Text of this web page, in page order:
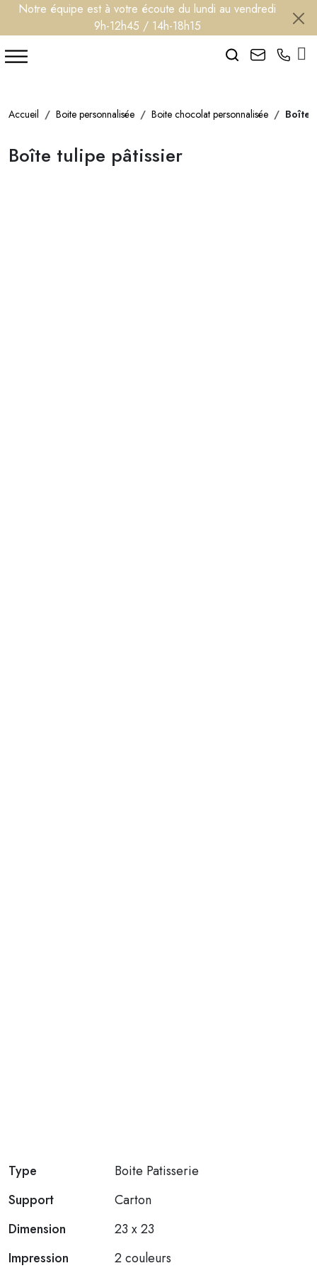
Notre équipe est à votre écoute du lundi au vendredi
9h-12h45 / 14h-18h15
Search
Accueil Boite personnalisée Boite chocolat personnalisée Boîte
Boîte tulipe pâtissier
Type
Boite Patisserie
Support
Carton
Dimension
23 x 23
Impression
2 couleurs